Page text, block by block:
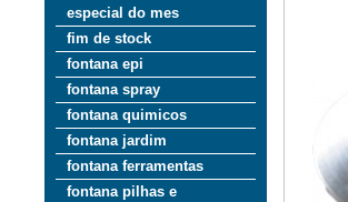
especial do mes
fim de stock
fontana epi
fontana spray
fontana quimicos
fontana jardim
fontana ferramentas
fontana pilhas e